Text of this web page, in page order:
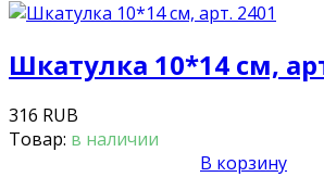
Шкатулка 10*14 см,
316 RUB
Товар: в наличии
В корзину